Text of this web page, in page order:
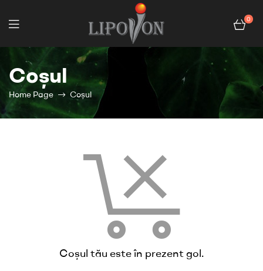
0
Coșul
Home Page Coșul
Coșul tău este în prezent gol.